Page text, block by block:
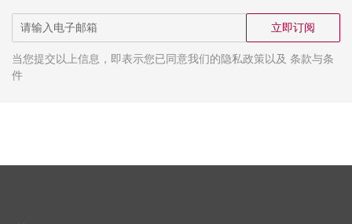
立即订阅
当您提交以上信息，即表示您已同意我们的隐私政策以及 条款与条
件